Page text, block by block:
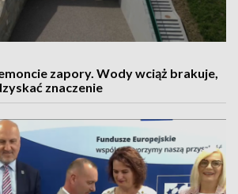
zapory. Wody wciąż brakuje,
znaczenie